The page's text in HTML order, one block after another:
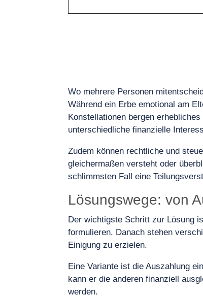
Wo mehrere Personen
Während ein Erbe emotional am
Konstellationen bergen
unterschiedliche finanzielle
Zudem können rechtliche und
gleichermaßen versteht oder
schlimmsten Fall eine
Lösungswege: von
Der wichtigste Schritt zur Lösung
formulieren. Danach stehen
Einigung zu erzielen.
Eine Variante ist die Auszahlung
kann er die anderen finanziell
werden.